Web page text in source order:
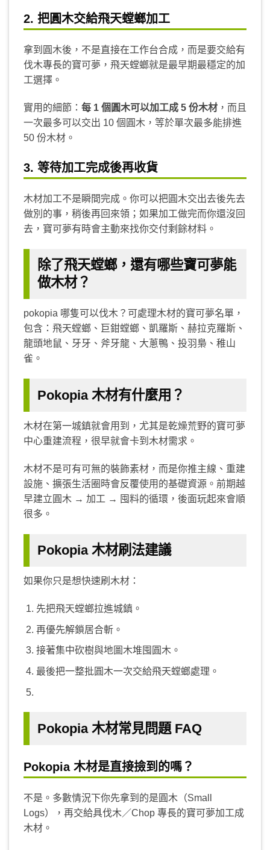
2. 把圓木交給飛天螳螂加工
拿到圓木後，不是直接在工作台合成，而是要交給有
伐木專長的寶可夢，飛天螳螂就是最早期最穩定的加
工選擇。
實用的細節： 每 1 個圓木可以加工成 5 份木材 ，而且
一次最多可以交出 10 個圓木，等於單次最多能排進
50 份木材。
3. 等待加工完成後再收貨
木材加工不是瞬間完成。你可以把圓木交出去後先去
做別的事，稍後再回來領；如果加工做完而你還沒回
去，寶可夢有時會主動來找你交付剩餘材料。
除了飛天螳螂，還有哪些寶可夢能
做木材？
pokopia 哪隻可以伐木？可處理木材的寶可夢名單，
包含：飛天螳螂、巨鉗螳螂、凱羅斯、赫拉克羅斯、
龍頭地鼠、牙牙、斧牙龍、大蔥鴨、投羽梟、稚山
雀。
Pokopia 木材有什麼用？
木材在第一城鎮就會用到，尤其是乾燥荒野的寶可夢
中心重建流程，很早就會卡到木材需求。
木材不是可有可無的裝飾素材，而是你推主線、重建
設施、擴張生活圈時會反覆使用的基礎資源。前期越
早建立圓木 → 加工 → 囤料的循環，後面玩起來會順
很多。
Pokopia 木材刷法建議
如果你只是想快速刷木材：
先把飛天螳螂拉進城鎮。
再優先解鎖居合斬。
接著集中砍樹與地圖木堆囤圓木。
最後把一整批圓木一次交給飛天螳螂處理。
Pokopia 木材常見問題 FAQ
Pokopia 木材是直接撿到的嗎？
不是。多數情況下你先拿到的是圓木（Small
Logs），再交給具伐木／Chop 專長的寶可夢加工成
木材。